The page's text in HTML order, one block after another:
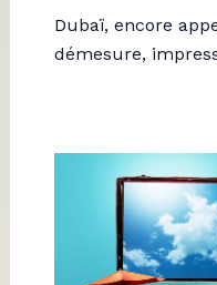
Dubaï, encore
démesure,